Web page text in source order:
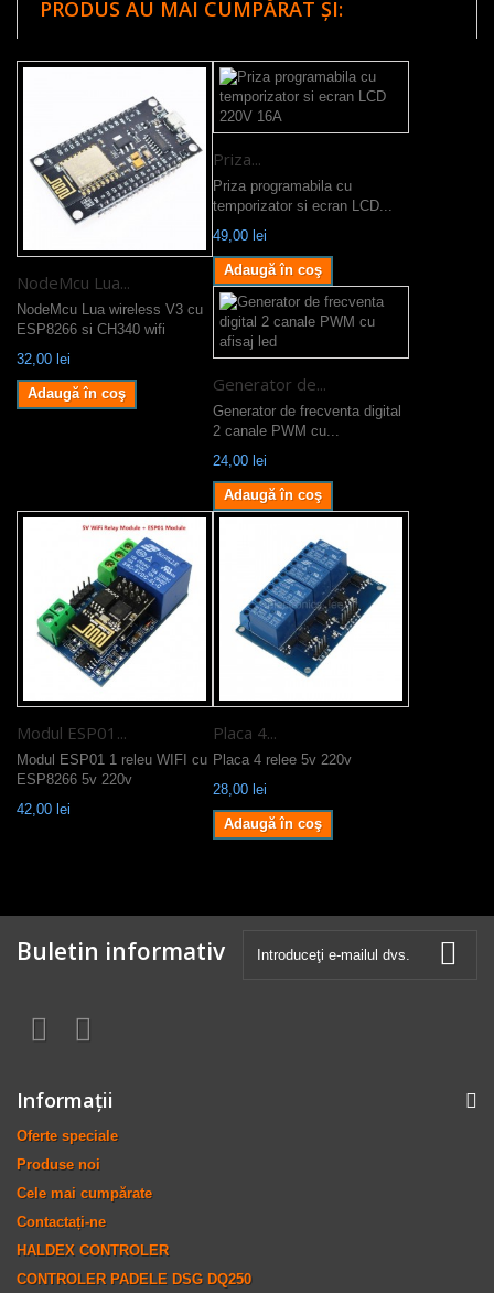
PRODUS AU MAI CUMPĂRAT ȘI:
NodeMcu Lua...
NodeMcu Lua wireless V3 cu
ESP8266 si CH340 wifi
32,00 lei
Adaugă în coş
Priza...
Priza programabila cu
temporizator si ecran LCD...
49,00 lei
Adaugă în coş
Generator de...
Generator de frecventa digital
2 canale PWM cu...
24,00 lei
Adaugă în coş
Modul ESP01...
Modul ESP01 1 releu WIFI cu
ESP8266 5v 220v
42,00 lei
Placa 4...
Placa 4 relee 5v 220v
28,00 lei
Adaugă în coş
Buletin informativ
Informaţii
Oferte speciale
Produse noi
Cele mai cumpărate
Contactați-ne
HALDEX CONTROLER
CONTROLER PADELE DSG DQ250